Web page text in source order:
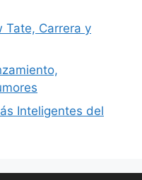
Tate, Carrera y
Inteligentes del